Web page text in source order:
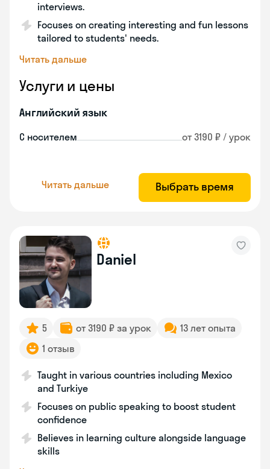
interviews.
Focuses on creating interesting and fun lessons
tailored to students' needs.
Читать дальше
Услуги и цены
Английский язык
С носителем от 3190 ₽ / урок
Читать дальше Выбрать время
Daniel
5 от 3190 ₽ за урок
13 лет опыта
1 отзыв
Taught in various countries including Mexico
and Turkiye
Focuses on public speaking to boost student
confidence
Believes in learning culture alongside language
skills